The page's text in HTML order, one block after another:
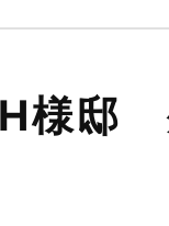
様邸